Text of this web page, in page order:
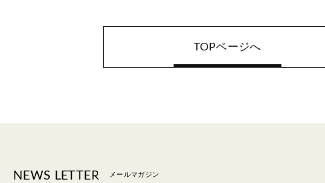
TOPページへ
NEWS LETTER メールマガジン